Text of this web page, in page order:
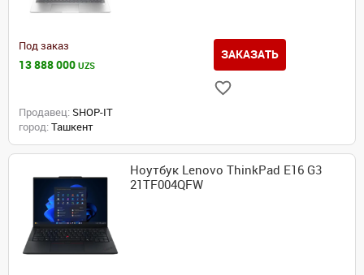
Под заказ
13 888 000 UZS
ЗАКАЗАТЬ
Продавец: SHOP-IT
город: Ташкент
Ноутбук Lenovo ThinkPad E16 G3
21TF004QFW